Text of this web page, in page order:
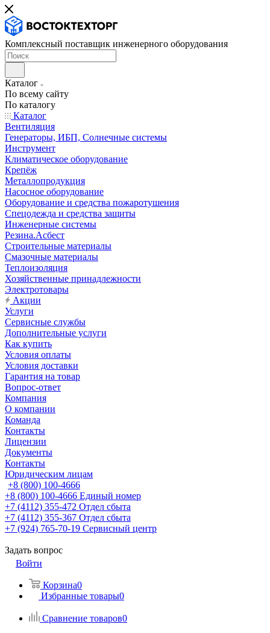
Комплексный поставщик инженерного оборудования
Каталог
По всему сайту
По каталогу
Каталог
Вентиляция
Генераторы, ИБП, Солнечные системы
Инструмент
Климатическое оборудование
Крепёж
Металлопродукция
Насосное оборудование
Оборудование и средства пожаротушения
Спецодежда и средства защиты
Инженерные системы
Резина.Асбест
Строительные материалы
Смазочные материалы
Теплоизоляция
Хозяйственные принадлежности
Электротовары
Акции
Услуги
Сервисные службы
Дополнительные услуги
Как купить
Условия оплаты
Условия доставки
Гарантия на товар
Вопрос-ответ
Компания
О компании
Команда
Контакты
Лицензии
Документы
Контакты
Юридическим лицам
+8 (800) 100-4666
+8 (800) 100-4666 Единый номер
+7 (4112) 355-472 Отдел сбыта
+7 (4112) 355-367 Отдел сбыта
+7 (924) 765-70-19 Сервисный центр
Задать вопрос
Войти
Корзина0
Избранные товары0
Сравнение товаров0